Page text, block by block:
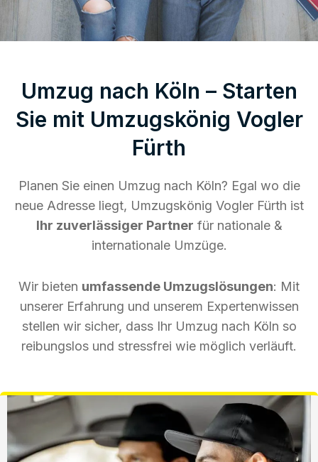
Umzug nach Köln – Starten
Sie mit Umzugskönig Vogler
Fürth
Planen Sie einen Umzug nach Köln? Egal wo die
neue Adresse liegt, Umzugskönig Vogler Fürth ist
Ihr zuverlässiger Partner für nationale &
internationale Umzüge.
Wir bieten umfassende Umzugslösungen: Mit
unserer Erfahrung und unserem Expertenwissen
stellen wir sicher, dass Ihr Umzug nach Köln so
reibungslos und stressfrei wie möglich verläuft.